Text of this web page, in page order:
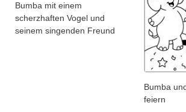
Bumba mit einem
scherzhaften Vogel und
seinem singenden Freund
Bumba
feiern